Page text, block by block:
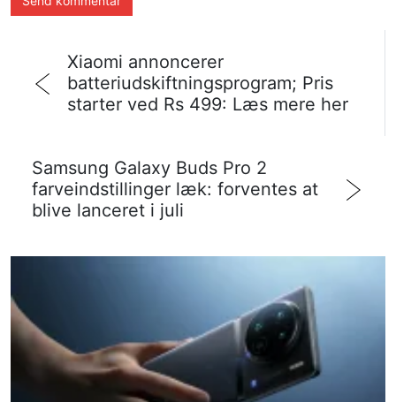
Xiaomi annoncerer
batteriudskiftningsprogram; Pris
starter ved Rs 499: Læs mere her
Samsung Galaxy Buds Pro 2
farveindstillinger læk: forventes at
blive lanceret i juli